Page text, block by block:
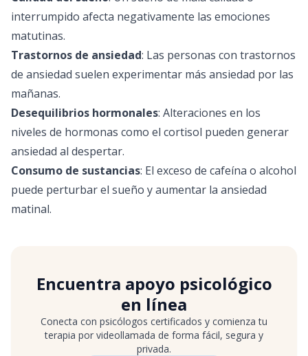
interrumpido afecta negativamente las emociones
matutinas.
Trastornos de ansiedad: Las personas con trastornos
de ansiedad suelen experimentar más ansiedad por las
mañanas.
Desequilibrios hormonales: Alteraciones en los
niveles de hormonas como el cortisol pueden generar
ansiedad al despertar.
Consumo de sustancias: El exceso de cafeína o alcohol
puede perturbar el sueño y aumentar la ansiedad
matinal.
Encuentra apoyo psicológico
en línea
Conecta con psicólogos certificados y comienza tu
terapia por videollamada de forma fácil, segura y
privada.